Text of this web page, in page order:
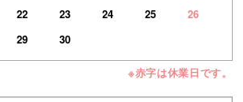
22 23 24 25
26
29 30
※赤字は休業日です。